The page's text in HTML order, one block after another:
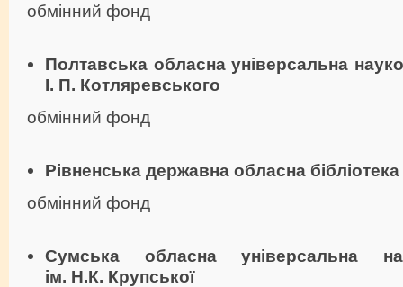
обмінний фонд
Полтавська обласна унiверсальна
І. П. Котляревського
обмінний фонд
Рівненська державна обласна бібліотека
обмінний фонд
Сумська обласна універсальна
ім. Н.К. Крупської